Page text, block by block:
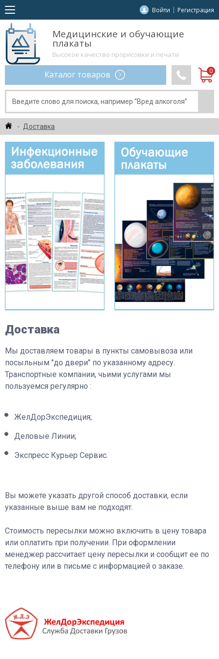
Войти Регистрация
Медицинские и обучающие
плакаты
Высокое качество прорисовки и печати
Каталог товаров
Доставка
Доставка
Мы доставляем товары в пункты самовывоза или
посыльным "до двери" по указанному адресу.
Транспортные компании, чьими услугами мы
пользуемся регулярно :
ЖелДорЭкспедиция;
Деловые Линии;
Экспресс Курьер Сервис.
Вы можете указать другой способ доставки, если
указанные выше вам не подходят.
Стоимость пересылки можно включить в цену товара
или оплатить при получении. При оформлении
менеджер рассчитает цену пересылки и сообщит ее по
телефону или в письме с информацией о заказе.